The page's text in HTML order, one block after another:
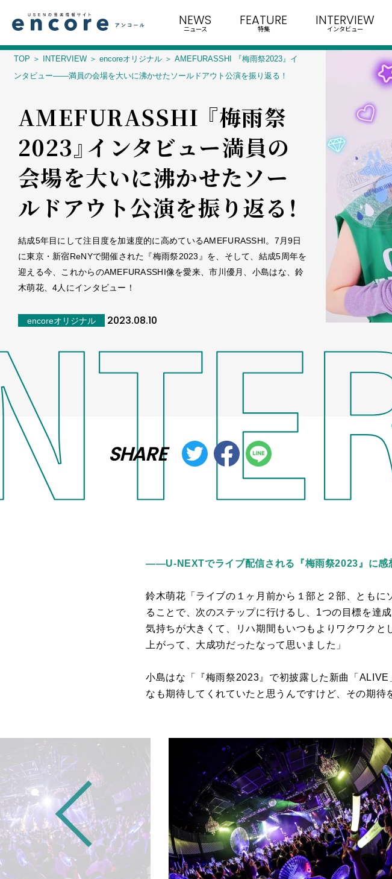
NEWS
ニュース
FEATURE
特集
INTERVIEW
インタビュー
TOP INTERVIEW encoreオリジナル
AMEFURASSHI 『梅雨祭2023』イ
ンタビュー――満員の会場を大いに沸かせたソールドアウト公演を振り返る！
AMEFURASSHI 『梅雨祭
2023』インタビュー――満員の
会場を大いに沸かせたソー
ルドアウト公演を振り返る！
結成5年目にして注目度を加速度的に高めているAMEFURASSHI。7月9日
に東京・新宿ReNYで開催された『梅雨祭2023』を、そして、結成5周年を
迎える今、これからのAMEFURASSHI像を愛来、市川優月、小島はな、鈴
木萌花、4人にインタビュー！
encoreオリジナル 2023.08.10
SHARE
――U-NEXTでライブ配信される『梅雨祭2023』に感
鈴木萌花「ライブの１ヶ月前から１部と２部、とも
ることで、次のステップに行けるし、1つの目標を達
気持ちが大きくて、リハ期間もいつもよりワクワク
上がって、大成功だったなって思いました」
小島はな「『梅雨祭2023 』で初披露した新曲「 ALIVE
なも期待してくれていたと思うんですけど、その期待